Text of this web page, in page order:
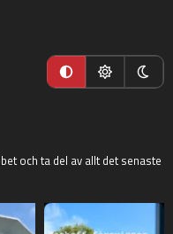
och ta del av allt det senaste